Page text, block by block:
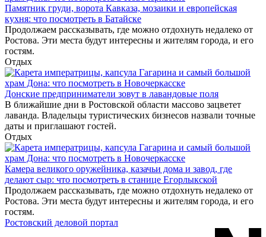
Памятник груди, ворота Кавказа, мозаики и европейская
кухня: что посмотреть в Батайске
Продолжаем рассказывать, где можно отдохнуть недалеко от
Ростова. Эти места будут интересны и жителям города, и его
гостям.
Отдых
Донские предприниматели зовут в лавандовые поля
В ближайшие дни в Ростовской области массово зацветет
лаванда. Владельцы туристических бизнесов назвали точные
даты и приглашают гостей.
Отдых
Камера великого оружейника, казачьи дома и завод, где
делают сыр: что посмотреть в станице Егорлыкской
Продолжаем рассказывать, где можно отдохнуть недалеко от
Ростова. Эти места будут интересны и жителям города, и его
гостям.
Ростовский деловой портал